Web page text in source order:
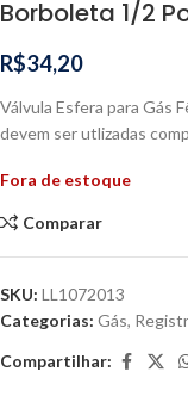
Borboleta 1/2
R$34,20
Válvula Esfera para Gás
devem ser utlizadas
Fora de estoque
Comparar
SKU: LL1072013
Categorias: Gás,
Compartilhar: